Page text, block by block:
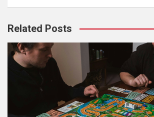
Related Posts